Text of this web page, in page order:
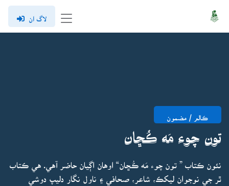
لاگ ان
ڪالم / مضمون
تون چوء مَه ڪُڇان
نئون ڪتاب ” تون چوء مَه ڪُڇان“ اوهان اڳيان حاضر آهي. هي ڪتاب
ٿر جي نوجوان ليکڪ، شاعر، صحافي ۽ ناول نگار دليپ دوشي